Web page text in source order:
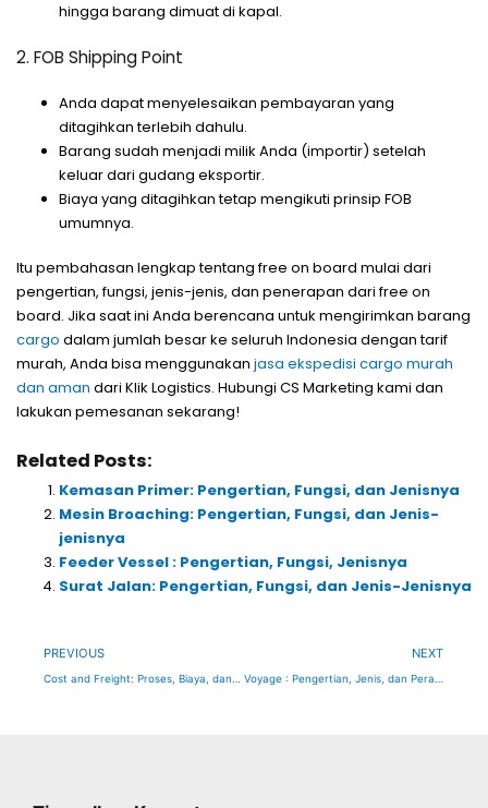
hingga barang dimuat di kapal.
2. FOB Shipping Point
Anda dapat menyelesaikan pembayaran yang
ditagihkan terlebih dahulu.
Barang sudah menjadi milik Anda (importir) setelah
keluar dari gudang eksportir.
Biaya yang ditagihkan tetap mengikuti prinsip FOB
umumnya.
Itu pembahasan lengkap tentang free on board mulai dari
pengertian, fungsi, jenis-jenis, dan penerapan dari free on
board. Jika saat ini Anda berencana untuk mengirimkan barang
cargo dalam jumlah besar ke seluruh Indonesia dengan tarif
murah, Anda bisa menggunakan jasa ekspedisi cargo murah
dan aman dari Klik Logistics. Hubungi CS Marketing kami dan
lakukan pemesanan sekarang!
Related Posts:
Kemasan Primer: Pengertian, Fungsi, dan Jenisnya
Mesin Broaching: Pengertian, Fungsi, dan Jenis-
jenisnya
Feeder Vessel : Pengertian, Fungsi, Jenisnya
Surat Jalan: Pengertian, Fungsi, dan Jenis-Jenisnya
Prev
PREVIOUS
Cost and Freight: Proses, Biaya, dan Tanggung Jawabnya
NEXT
Voyage : Pengertian, Jenis, dan Perannya